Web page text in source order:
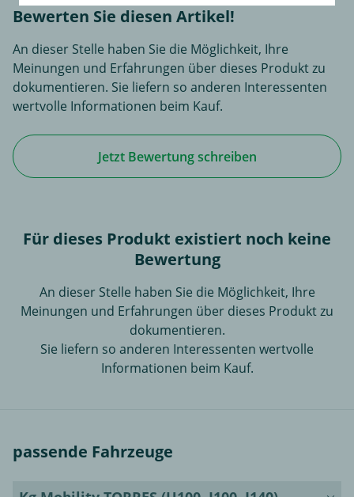
Bewerten Sie diesen Artikel!
An dieser Stelle haben Sie die Möglichkeit, Ihre
Meinungen und Erfahrungen über dieses Produkt zu
dokumentieren. Sie liefern so anderen Interessenten
wertvolle Informationen beim Kauf.
Jetzt Bewertung schreiben
Für dieses Produkt existiert noch keine
Bewertung
An dieser Stelle haben Sie die Möglichkeit, Ihre
Meinungen und Erfahrungen über dieses Produkt zu
dokumentieren.
Sie liefern so anderen Interessenten wertvolle
Informationen beim Kauf.
passende Fahrzeuge